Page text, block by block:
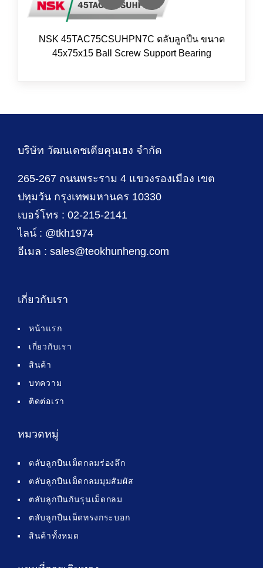
NSK 45TAC75CSUHPN7C ตลับลูกปืน ขนาด
45x75x15 Ball Screw Support Bearing
บริษัท วัฒนเดชเตียคุนเฮง จำกัด
265-267 ถนนพระราม 4 แขวงรองเมือง เขต
ปทุมวัน กรุงเทพมหานคร 10330
เบอร์โทร : 02-215-2141
ไลน์ : @tkh1974
อีเมล : sales@teokhunheng.com
เกี่ยวกับเรา
หน้าแรก
เกี่ยวกับเรา
สินค้า
บทความ
ติดต่อเรา
หมวดหมู่
ตลับลูกปืนเม็ดกลมร่องลึก
ตลับลูกปืนเม็ดกลมมุมสัมผัส
ตลับลูกปืนกันรุนเม็ดกลม
ตลับลูกปืนเม็ดทรงกระบอก
สินค้าทั้งหมด